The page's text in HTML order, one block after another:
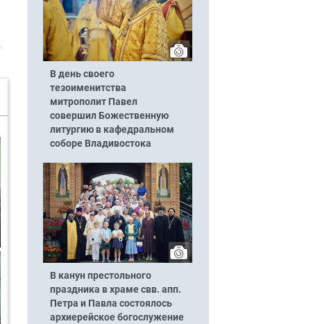
В день своего
тезоименитства
митрополит Павел
совершил Божественную
литургию в кафедральном
соборе Владивостока
В канун престольного
праздника в храме свв. апп.
Петра и Павла состоялось
архиерейское богослужение